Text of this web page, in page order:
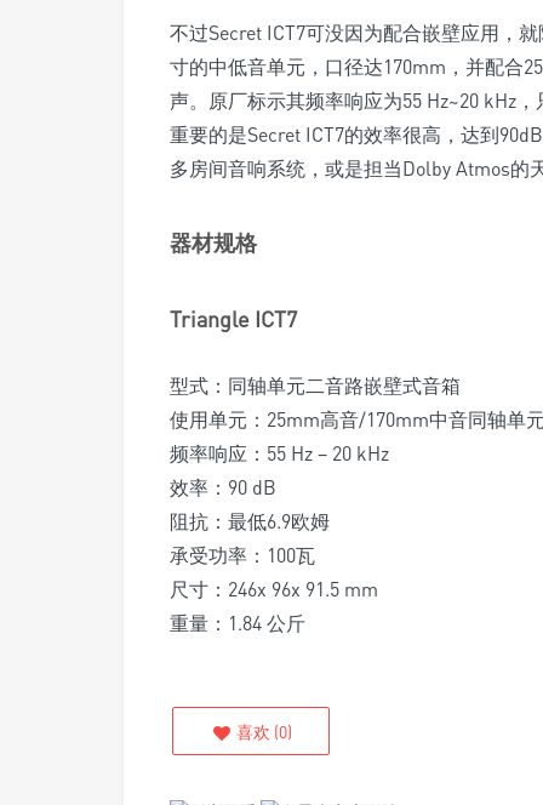
不过Secret ICT7可没因为配合嵌壁应用，
寸的中低音单元，口径达170mm，并配合
声。原厂标示其频率响应为55 Hz~20 kHz
重要的是Secret ICT7的效率很高，达到
多房间音响系统，或是担当Dolby Atmos的
器材规格
Triangle ICT7
型式：同轴单元二音路嵌壁式音箱
使用单元：25mm高音/170mm中音同轴单
频率响应：55 Hz – 20 kHz
效率：90 dB
阻抗：最低6.9欧姆
承受功率：100瓦
尺寸：246x 96x 91.5 mm
重量：1.84 公斤
喜欢 (0)